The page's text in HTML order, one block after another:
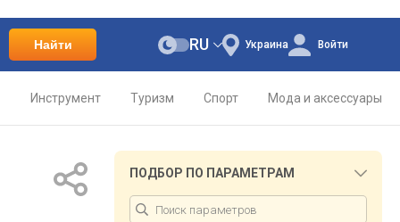
Найти Украина
RU Войти
Инструмент Туризм Спорт Мода и аксессуары
ПОДБОР ПО ПАРАМЕТРАМ